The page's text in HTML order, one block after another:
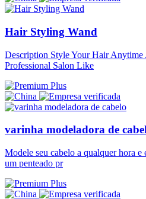
Hair Styling Wand
Description Style Your Hair
Professional Salon Like
varinha modeladora de
Modele seu cabelo a qualquer hora
um penteado pr